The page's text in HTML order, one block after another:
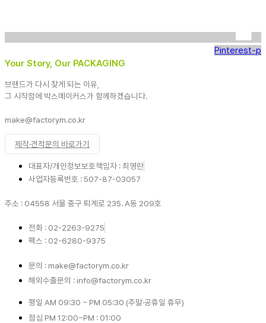
Pinterest-p
Your Story, Our PACKAGING
브랜드가 다시 찾게 되는 이유,
그 시작점에 박스메이커스가 함께하겠습니다.
make@factorym.co.kr
제작·견적문의 바로가기
대표자/개인정보보호책임자 : 최영란
사업자등록번호 : 507-87-03057
주소 : 04558 서울 중구 퇴계로 235. A동 209호
전화 : 02-2263-9275
팩스 : 02-6280-9375
문의 : make@factorym.co.kr
해외수출문의 : info@factorym.co.kr
평일 AM 09:30 ~ PM 05:30 (주말·공휴일 휴무)
점심 PM 12:00~PM : 01:00